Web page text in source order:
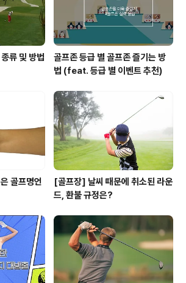
류 및 방법
골프존 등급 별 골프존 즐기는 방
법 (feat. 등급 별 이벤트 추천)
골프명언
[골프장] 날씨 때문에 취소된 라운
드, 환불 규정은?